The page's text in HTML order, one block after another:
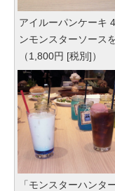
アイルーパンケーキ
ンモンスターソース
（1,800円 [税別]）
「モンスターハンタ